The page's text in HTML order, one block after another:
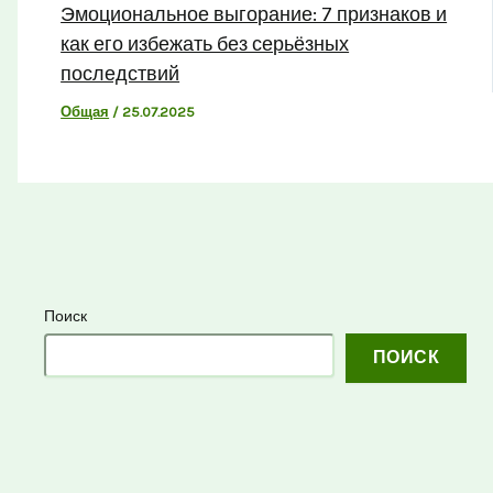
Поиск
ПОИСК
Эмоциональное выгорание: 7 признаков и
как его избежать без серьёзных
последствий
Общая / 25.07.2025